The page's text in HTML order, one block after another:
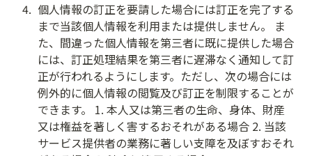
4. 個人情報の訂正を要請した場合には訂正を完了する
まで当該個人情報を利用または提供しません。 ま
た、間違った個人情報を第三者に既に提供した場合
には、訂正処理結果を第三者に遅滞なく通知して訂
正が行われるようにします。ただし、次の場合には
例外的に個人情報の閲覧及び訂正を制限することが
できます。 1. 本人又は第三者の生命、身体、財産
又は権益を著しく害するおそれがある場合 2. 当該
サービス提供者の業務に著しい支障を及ぼすおそれ